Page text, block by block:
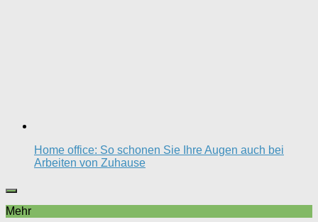
Home office: So schonen Sie Ihre Augen auch bei
Arbeiten von Zuhause
Mehr